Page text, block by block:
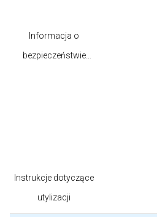
Informacja o
bezpieczeństwie
Instrukcje dotyczące
utylizacji